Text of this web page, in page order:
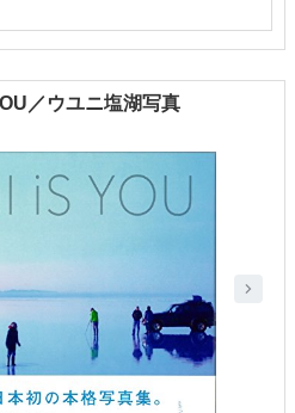
／ウユニ塩湖写真